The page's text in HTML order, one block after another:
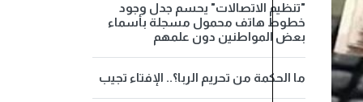
"تنظيم الاتصالات" يحسم جدل وجود
خطوط هاتف محمول مسجلة بأسماء
بعض المواطنين دون علمهم
ما الحكمة من تحريم الربا؟.. الإفتاء تجيب